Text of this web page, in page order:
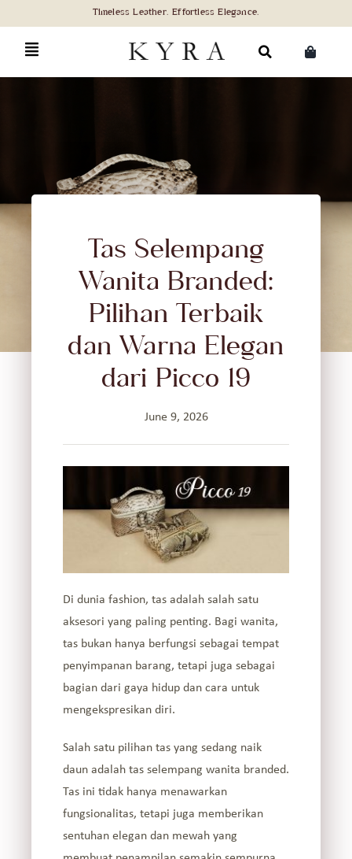
content
Tas Selempang
Wanita Branded:
Pilihan Terbaik
dan Warna Elegan
dari Picco 19
June 9, 2026
Di dunia fashion, tas adalah salah satu
aksesori yang paling penting. Bagi wanita,
tas bukan hanya berfungsi sebagai tempat
penyimpanan barang, tetapi juga sebagai
bagian dari gaya hidup dan cara untuk
mengekspresikan diri.
Salah satu pilihan tas yang sedang naik
daun adalah tas selempang wanita branded.
Tas ini tidak hanya menawarkan
fungsionalitas, tetapi juga memberikan
sentuhan elegan dan mewah yang